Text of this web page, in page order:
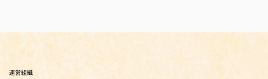
運営組織